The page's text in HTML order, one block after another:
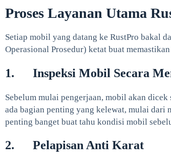
Proses Layanan Utama
Setiap mobil yang datang ke RustPro bakal
Operasional Prosedur) ketat buat
1. Inspeksi Mobil Secara
Sebelum mulai pengerjaan, mobil akan
ada bagian penting yang kelewat, mulai dari
penting banget buat tahu kondisi mobil
2. Pelapisan Anti Karat